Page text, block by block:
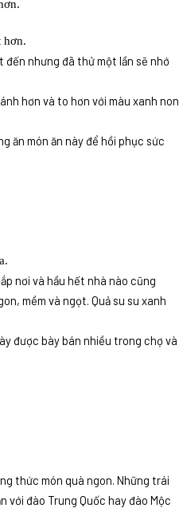
hơn.
đến nhưng đã thử một lần sẽ nhớ
hơn và to hơn với màu xanh non
ăn món ăn này để hồi phục sức
nơi và hầu hết nhà nào cũng
mềm và ngọt. Quả su su xanh
được bày bán nhiều trong chợ và
thức món quà ngon. Những trái
với đào Trung Quốc hay đào Mộc